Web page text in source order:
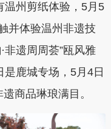
温州剪纸体验，5月5
并体验温州非遗技
非遗周周荟”瓯风雅
鹿城专场，5月4日
商品琳琅满目。